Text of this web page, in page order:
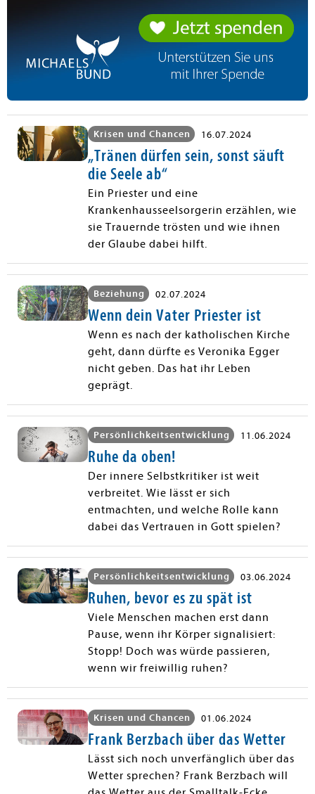
Krisen und Chancen 16.07.2024
„Tränen dürfen sein, sonst säuft
die Seele ab“
Ein Priester und eine
Krankenhausseelsorgerin erzählen, wie
sie Trauernde trösten und wie ihnen
der Glaube dabei hilft.
Beziehung 02.07.2024
Wenn dein Vater Priester ist
Wenn es nach der katholischen Kirche
geht, dann dürfte es Veronika Egger
nicht geben. Das hat ihr Leben
geprägt.
Persönlichkeitsentwicklung 11.06.2024
Ruhe da oben!
Der innere Selbstkritiker ist weit
verbreitet. Wie lässt er sich
entmachten, und welche Rolle kann
dabei das Vertrauen in Gott spielen?
Persönlichkeitsentwicklung 03.06.2024
Ruhen, bevor es zu spät ist
Viele Menschen machen erst dann
Pause, wenn ihr Körper signalisiert:
Stopp! Doch was würde passieren,
wenn wir freiwillig ruhen?
Krisen und Chancen 01.06.2024
Frank Berzbach über das Wetter
Lässt sich noch unverfänglich über das
Wetter sprechen? Frank Berzbach will